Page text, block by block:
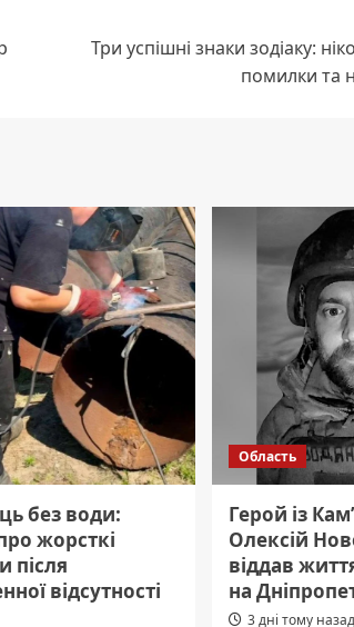
Три успішні знаки зодіаку:
помилки та
без води:
жорсткі
після
відсутності
Область
Герой із
Олексій
віддав
на
3 дні тому назад